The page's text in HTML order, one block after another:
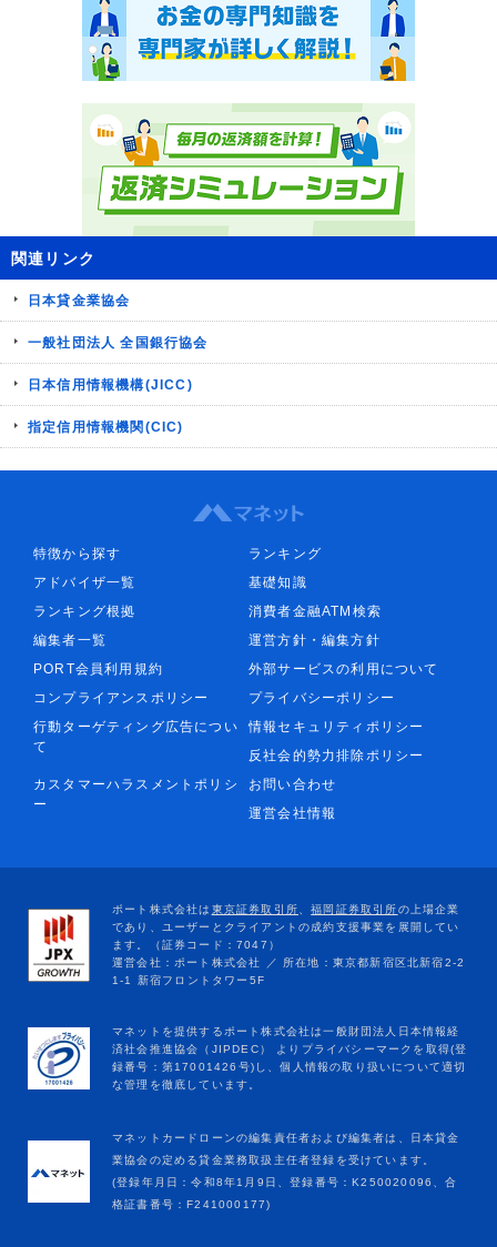
関連リンク
日本貸金業協会
一般社団法人 全国銀行協会
日本信用情報機構(JICC)
指定信用情報機関(CIC)
特徴から探す
ランキング
アドバイザ一覧
基礎知識
ランキング根拠
消費者金融ATM検索
編集者一覧
運営方針・編集方針
PORT会員利用規約
外部サービスの利用について
コンプライアンスポリシー
プライバシーポリシー
行動ターゲティング広告につい
て
情報セキュリティポリシー
反社会的勢力排除ポリシー
カスタマーハラスメントポリシ
ー
お問い合わせ
運営会社情報
マネットカードローンの編集責任者および編集者は、日本貸金
業協会の定める貸金業務取扱主任者登録を受けています。
(登録年月日：令和8年1月9日、登録番号：K250020096、合
格証書番号：F241000177)